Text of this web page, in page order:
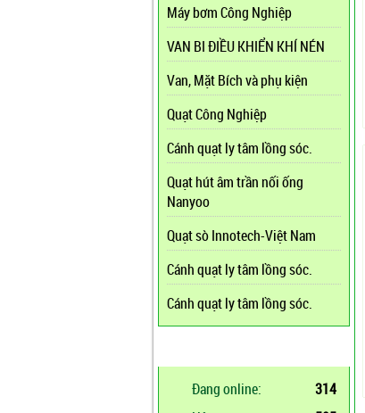
Máy bơm Công Nghiệp
VAN BI ĐIỀU KHIỂN KHÍ NÉN
Van, Mặt Bích và phụ kiện
Quạt Công Nghiệp
Cánh quạt ly tâm lồng sóc.
Quạt hút âm trần nối ống
Nanyoo
Quạt sò Innotech-Việt Nam
Cánh quạt ly tâm lồng sóc.
Cánh quạt ly tâm lồng sóc.
Đang online:
314